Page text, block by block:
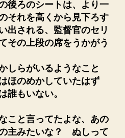
後ろのシートは、より一
それを高くから見下ろす
出される、監督官のセリ
その上段の席をうかがう
しらがいるようなこと
ほのめかしていたはず
誰もいない。
こと言ってたよな、あの
主みたいな？ ぬしって